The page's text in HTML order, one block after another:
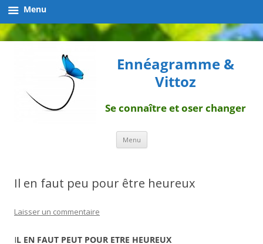
Ennéagramme &
Vittoz
Se connaître et oser changer
Menu Aller
contenu
Il en faut peu pour être heureux
Laisser un commentaire
IL EN FAUT PEUT POUR ETRE HEUREUX
Menu